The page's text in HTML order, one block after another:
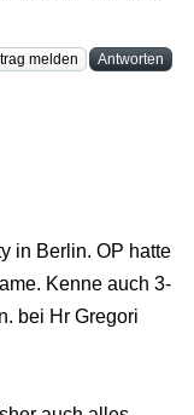
melden Antworten
in Berlin. OP hatte
Kenne auch 3-
bei Hr Gregori